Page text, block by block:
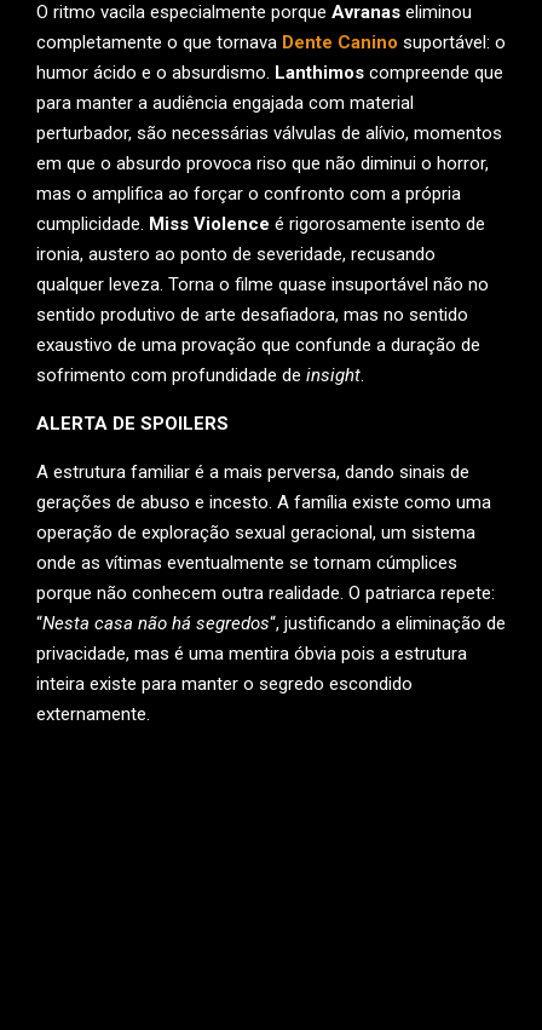
O ritmo vacila especialmente porque Avranas eliminou
completamente o que tornava Dente Canino suportável: o
humor ácido e o absurdismo. Lanthimos compreende que
para manter a audiência engajada com material
perturbador, são necessárias válvulas de alívio, momentos
em que o absurdo provoca riso que não diminui o horror,
mas o amplifica ao forçar o confronto com a própria
cumplicidade. Miss Violence é rigorosamente isento de
ironia, austero ao ponto de severidade, recusando
qualquer leveza. Torna o filme quase insuportável não no
sentido produtivo de arte desafiadora, mas no sentido
exaustivo de uma provação que confunde a duração de
sofrimento com profundidade de insight.
ALERTA DE SPOILERS
A estrutura familiar é a mais perversa, dando sinais de
gerações de abuso e incesto. A família existe como uma
operação de exploração sexual geracional, um sistema
onde as vítimas eventualmente se tornam cúmplices
porque não conhecem outra realidade. O patriarca repete:
“Nesta casa não há segredos“, justificando a eliminação de
privacidade, mas é uma mentira óbvia pois a estrutura
inteira existe para manter o segredo escondido
externamente.